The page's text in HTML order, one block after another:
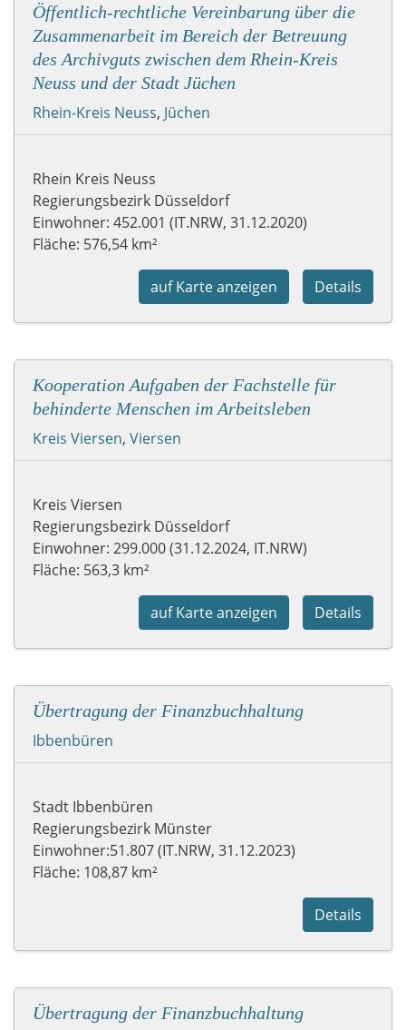
Öffentlich-rechtliche Vereinbarung über die
Zusammenarbeit im Bereich der Betreuung
des Archivguts zwischen dem Rhein-Kreis
Neuss und der Stadt Jüchen
Rhein-Kreis Neuss, Jüchen
Rhein Kreis Neuss
Regierungsbezirk Düsseldorf
Einwohner: 452.001 (IT.NRW, 31.12.2020)
Fläche: 576,54 km²
Details
auf Karte anzeigen
Kooperation Aufgaben der Fachstelle für
behinderte Menschen im Arbeitsleben
Kreis Viersen, Viersen
Kreis Viersen
Regierungsbezirk Düsseldorf
Einwohner: 299.000 (31.12.2024, IT.NRW)
Fläche: 563,3 km²
Details
auf Karte anzeigen
Übertragung der Finanzbuchhaltung
Ibbenbüren
Stadt Ibbenbüren
Regierungsbezirk Münster
Einwohner:51.807 (IT.NRW, 31.12.2023)
Fläche: 108,87 km²
Details
Übertragung der Finanzbuchhaltung